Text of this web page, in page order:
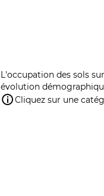
L'occupation des sols
évolution
Cliquez sur une